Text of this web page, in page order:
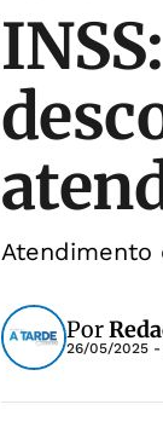
Atendimento
Por
26/05/2025